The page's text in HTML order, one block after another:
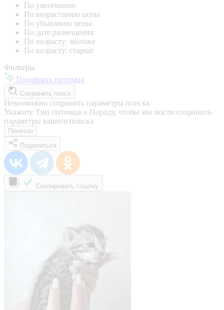
По умолчанию
По возрастанию цены
По убыванию цены
По дате размещения
По возрасту: моложе
По возрасту: старше
Фильтры
Подобрать питомца
Сохранить поиск
Невозможно сохранить параметры поиска
Укажите Тип питомца и Породу, чтобы мы могли сохранить
параметры вашего поиска
Понятно
Поделиться
Скопировать ссылку